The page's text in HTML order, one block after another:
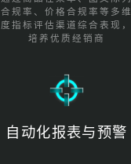
合规率、价格合规率等多维
度指标评估渠道综合表现，
培养优质经销商
自动化报表与预警